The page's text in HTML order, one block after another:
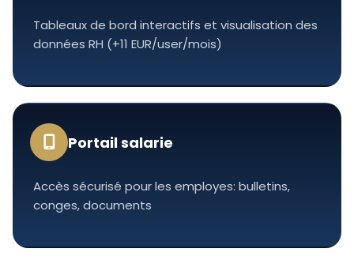
Tableaux de bord interactifs et visualisation des
données RH (+11 EUR/user/mois)
Portail salarie
Accès sécurisé pour les employes: bulletins,
conges, documents